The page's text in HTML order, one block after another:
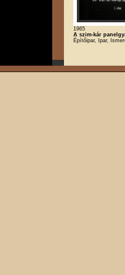
1965
A szim-kár
Építőipar, Ipar,